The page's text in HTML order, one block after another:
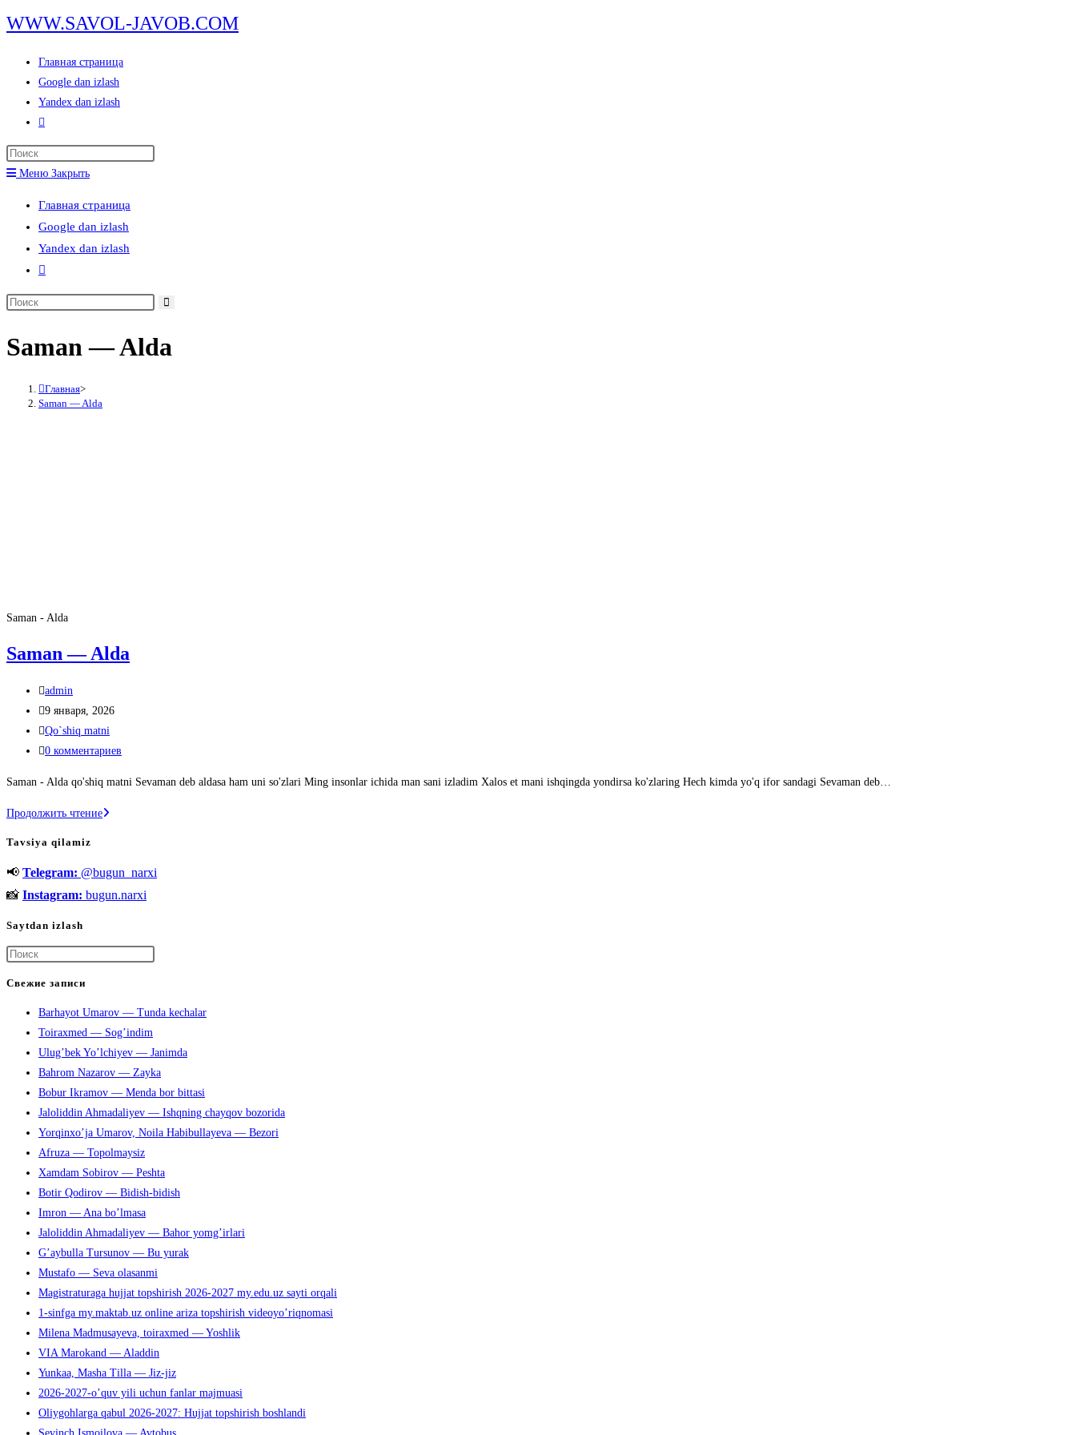
Перейти
к
содержимому
WWW.SAVOL-JAVOB.COM
Главная страница
Google dan izlash
Yandex dan izlash
Переключить
по
веб-
сайту
Меню Закрыть
Главная страница
Google dan izlash
Yandex dan izlash
Переключить
по
сайту
Поиск
сайте
Saman — Alda
Главная>
Saman — Alda
Saman - Alda
Saman — Alda
Автор
записи:
admin
Запись
опубликована:
9 января, 2026
Рубрика
записи:
Qo`shiq matni
Комментарии
0 комментариев
Saman - Alda qo'shiq matni Sevaman deb aldasa ham uni so'zlari Ming insonlar ichida man sani izladim Xalos et mani ishqingda yondirsa ko'zlaring Hech kimda yo'q ifor sandagi Sevaman deb…
Продолжить чтениеSaman
Tavsiya qilamiz
📢 Telegram: @bugun_narxi
📸 Instagram: bugun.narxi
Saytdan izlash
чтобы
панель
поиска.
Свежие записи
Barhayot Umarov — Tunda kechalar
Toiraxmed — Sog’indim
Ulug’bek Yo’lchiyev — Janimda
Bahrom Nazarov — Zayka
Bobur Ikramov — Menda bor bittasi
Jaloliddin Ahmadaliyev — Ishqning chayqov bozorida
Yorqinxo’ja Umarov, Noila Habibullayeva — Bezori
Afruza — Topolmaysiz
Xamdam Sobirov — Peshta
Botir Qodirov — Bidish-bidish
Imron — Ana bo’lmasa
Jaloliddin Ahmadaliyev — Bahor yomg’irlari
G’aybulla Tursunov — Bu yurak
Mustafo — Seva olasanmi
Magistraturaga hujjat topshirish 2026-2027 my.edu.uz sayti orqali
1-sinfga my.maktab.uz online ariza topshirish videoyo’riqnomasi
Milena Madmusayeva, toiraxmed — Yoshlik
VIA Marokand — Aladdin
Yunkaa, Masha Tilla — Jiz-jiz
2026-2027-o’quv yili uchun fanlar majmuasi
Oliygohlarga qabul 2026-2027: Hujjat topshirish boshlandi